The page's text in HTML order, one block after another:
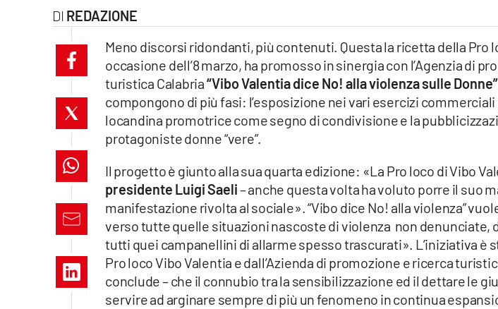
lacitymag.it
cosenzachannel.it
ilvibonese.it
catanzarochannel.it
lacapitalenews.it
REDAZIONE
Meno discorsi ridondanti, più contenuti. Questa la ricetta della Pro
occasione dell’8 marzo, ha promosso in sinergia con l’Agenzia di
turistica Calabria“Vibo Valentia dice No! alla violenza sulle
compongono di più fasi: l’esposizione nei vari esercizi
locandina promotrice come segno di condivisione e la
protagoniste donne “vere”.
Il progetto è giunto alla sua quarta edizione: «La Pro loco di Vibo
presidente Luigi Saeli– anche questa volta ha voluto porre il suo
manifestazione rivolta al sociale». “Vibo dice No! alla violenza”
verso tutte quelle situazioni nascoste di violenza non denunciate,
tutti quei campanellini di allarme spesso trascurati». L’iniziativa è
Pro loco Vibo Valentia e dall’Azienda di promozione e ricerca
conclude – che il connubio tra la sensibilizzazione ed il dettare le
servire ad arginare sempre di più un fenomeno in continua